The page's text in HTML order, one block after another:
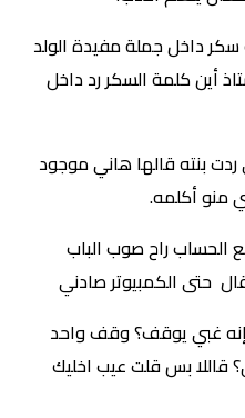
داخل جملة مفيدة الولد
أين كلمة السكر رد داخل
بنته قالها هاني موجود
منو أكلمه.
الحساب راح صوب الباب
حتى الكمبيوتر صادني
غبي يوقف؟ وقف واحد
قاللا بس قلت عيب اخليك